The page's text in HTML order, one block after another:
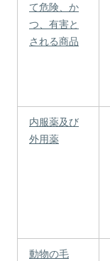
て危険、か
つ、有害と
される商品
内服薬及び
外用薬
動物の毛